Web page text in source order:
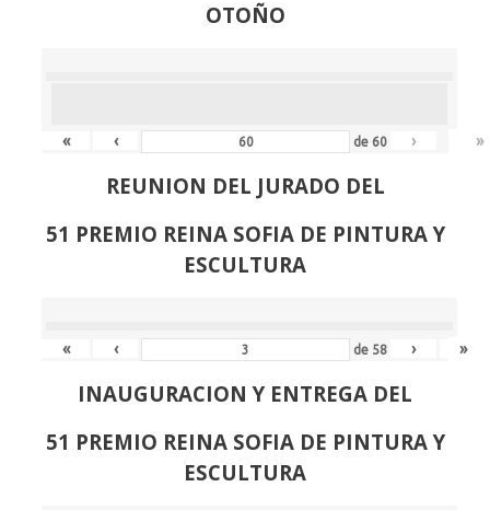
OTOÑO
« ‹ de 60 › »
REUNION DEL JURADO DEL
51 PREMIO REINA SOFIA DE PINTURA Y
ESCULTURA
« ‹ de 58 › »
INAUGURACION Y ENTREGA DEL
51 PREMIO REINA SOFIA DE PINTURA Y
ESCULTURA